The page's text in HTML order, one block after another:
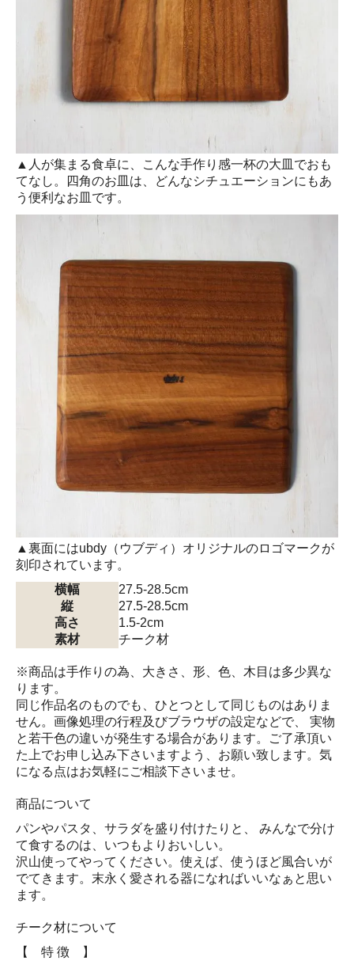
▲人が集まる食卓に、こんな手作り感一杯の大皿でおも
てなし。四角のお皿は、どんなシチュエーションにもあ
う便利なお皿です。
▲裏面にはubdy（ウブディ）オリジナルのロゴマークが
刻印されています。
横幅
27.5-28.5cm
縦
27.5-28.5cm
高さ
1.5-2cm
素材
チーク材
※商品は手作りの為、大きさ、形、色、木目は多少異な
ります。
同じ作品名のものでも、ひとつとして同じものはありま
せん。画像処理の行程及びブラウザの設定などで、 実物
と若干色の違いが発生する場合があります。ご了承頂い
た上でお申し込み下さいますよう、お願い致します。気
になる点はお気軽にご相談下さいませ。
商品について
パンやパスタ、サラダを盛り付けたりと、 みんなで分け
て食するのは、いつもよりおいしい。
沢山使ってやってください。使えば、使うほど風合いが
でてきます。末永く愛される器になればいいなぁと思い
ます。
チーク材について
【 特 徴 】